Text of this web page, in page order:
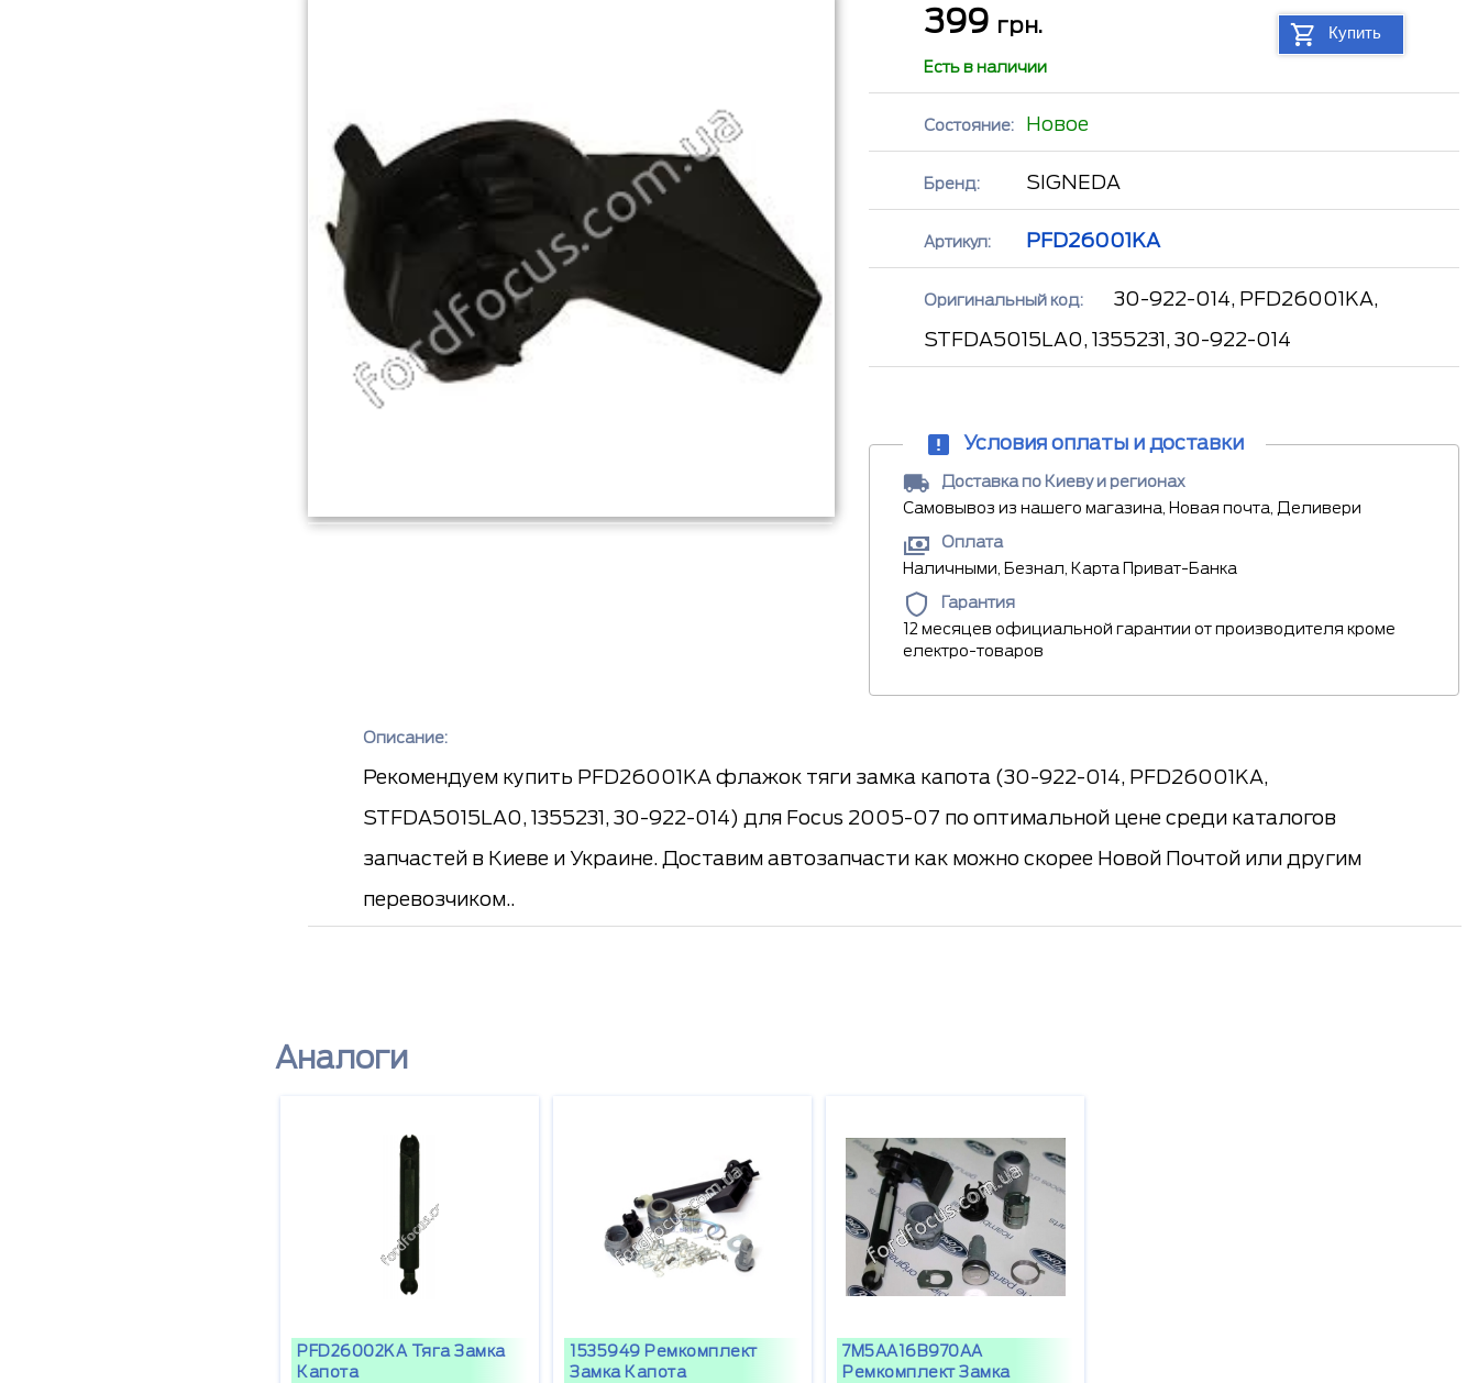
399 грн. Купить
Есть в наличии
Состояние: Новое
Бренд: SIGNEDA
Артикул: PFD26001KA
Оригинальный код:
30-922-014, PFD26001KA,
STFDA5015LA0, 1355231, 30-922-014
Условия оплаты и доставки
Доставка по Киеву и регионах
Самовывоз из нашего магазина, Новая почта, Деливери
Оплата
Наличными, Безнал, Карта Приват-Банка
Гарантия
12 месяцев официальной гарантии от производителя кроме
електро-товаров
Описание:
Рекомендуем купить PFD26001KA флажок тяги замка капота (30-922-014, PFD26001KA,
STFDA5015LA0, 1355231, 30-922-014) для Focus 2005-07 по оптимальной цене среди каталогов
запчастей в Киеве и Украине. Доставим автозапчасти как можно скорее Новой Почтой или другим
перевозчиком..
Аналоги
PFD26002KA Тяга Замка
Капота
1535949 Ремкомплект
Замка Капота
7M5AA16B970AA
Ремкомплект Замка